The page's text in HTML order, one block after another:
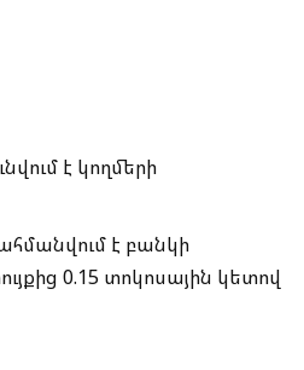
է կողմերի
է բանկի
0.15 տոկոսային կետով